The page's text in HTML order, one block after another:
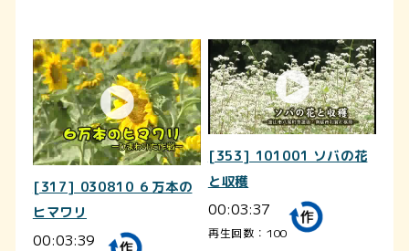
[317] 030810 ６万本の
ヒマワリ
00:03:39
[353] 101001 ソバの花
と収穫
00:03:37
再生回数：100